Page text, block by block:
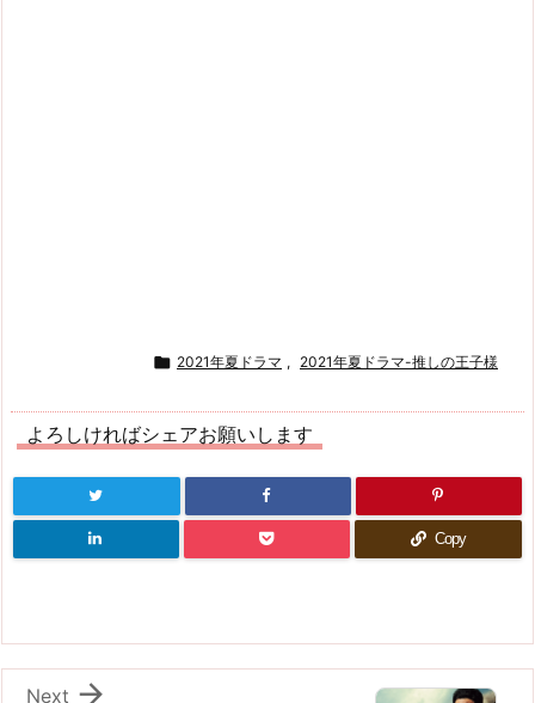
 2021年夏ドラマ , 2021年夏ドラマ-推しの王子様
よろしければシェアお願いします
Copy

Next